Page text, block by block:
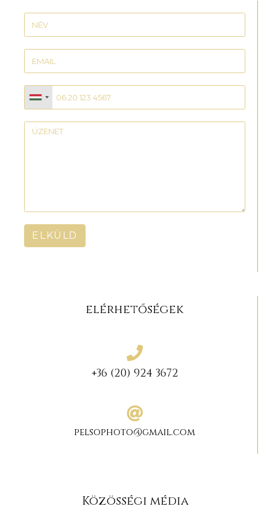
ELKÜLD
elérhetőségek
+36 (20) 924 3672
pelsophoto@gmail.com
Közösségi média